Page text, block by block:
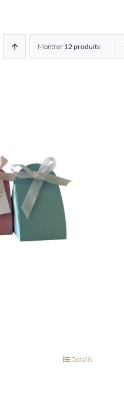
Montrer 12 produits
Détails